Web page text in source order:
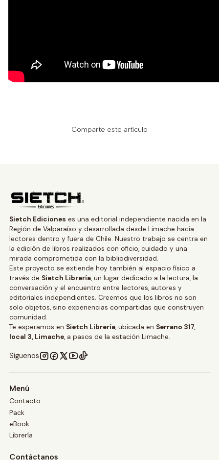
Comparte este artículo
Sietch Ediciones es una editorial independiente nacida en la
Región de Valparaíso y desarrollada desde Limache hacia
lectores dentro y fuera de Chile. Nuestro trabajo se centra en
la edición de libros realizados con oficio, cuidado y una
mirada comprometida con la bibliodiversidad.
Este proyecto se extiende hoy también al espacio físico a
través de Sietch Librería, un lugar dedicado a la lectura, la
conversación y el encuentro entre lectores, autores y
editoriales independientes. Creemos que los libros no son
solo objetos, sino experiencias compartidas que construyen
comunidad.
Te esperamos en Sietch Librería, ubicada en Serrano 317,
local 3, Limache, a pasos de la estación Limache.
Síguenos
Menú
Contacto
Pack
eBook
Librería
Contáctanos